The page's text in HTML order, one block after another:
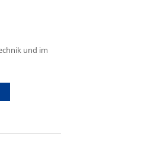
und im